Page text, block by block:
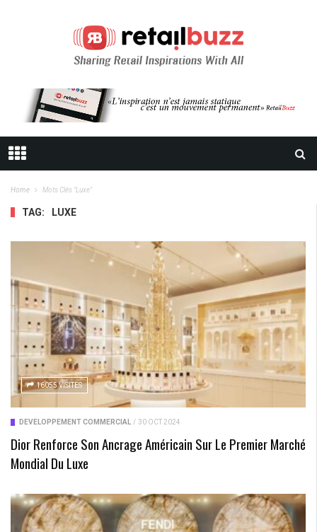
Home Mots Clés "luxe"
TAG: LUXE
16055 VISITES
DÉVELOPPEMENT COMMERCIAL / 30 OCT 2024
Dior Renforce Son Ancrage Américain Sur Le Premier Marché
Mondial Du Luxe